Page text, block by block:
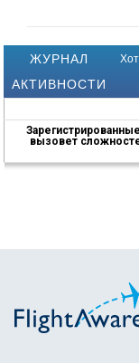
ЖУРНАЛ
АКТИВНОСТИ
вызовет